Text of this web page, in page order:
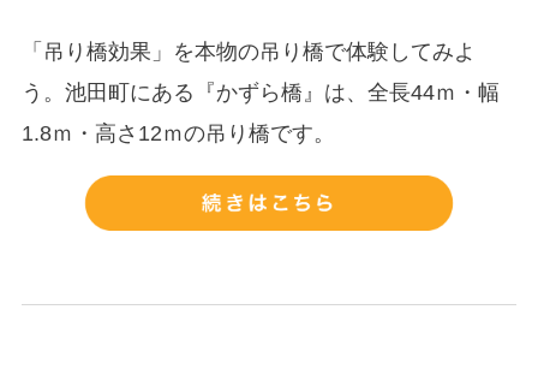
「吊り橋効果」を本物の吊り橋で体験してみよ
う。池田町にある『かずら橋』は、全長44ｍ・幅
1.8ｍ・高さ12ｍの吊り橋です。